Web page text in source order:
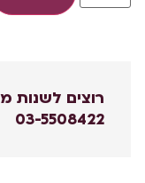
רוצים לשנות
03-5508422